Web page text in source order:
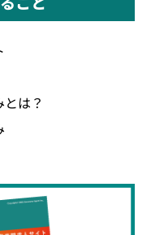
は？